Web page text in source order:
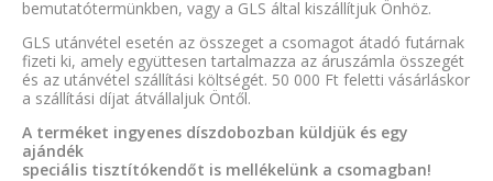
bemutatótermünkben, vagy a GLS által kiszállítjuk Önhöz.
GLS utánvétel esetén az összeget a csomagot átadó futárnak
fizeti ki, amely együttesen tartalmazza az áruszámla összegét
és az utánvétel szállítási költségét. 50 000 Ft feletti vásárláskor
a szállítási díjat átvállaljuk Öntől.
A terméket ingyenes díszdobozban küldjük és egy
ajándék
speciális tisztítókendőt is mellékelünk a csomagban!